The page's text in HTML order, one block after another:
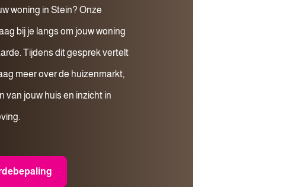
woning in Stein? Onze
bij je langs om jouw woning
Tijdens dit gesprek vertelt
meer over de huizenmarkt,
van jouw huis en inzicht in